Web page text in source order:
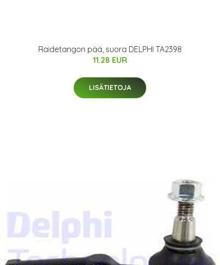
Raidetangon pää, suora DELPHI TA2398
11.28 EUR
LISÄTIETOJA